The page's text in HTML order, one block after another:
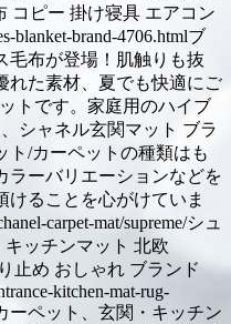
コピー 掛け寝具 エアコン
blanket-brand-4706.htmlブ
毛布が登場！肌触りも抜
れた素材、夏でも快適にご
トです。家庭用のハイブ
シャネル玄関マット ブラ
ト/カーペットの種類はも
ラーバリエーションなどを
ることを心がけていま
carpet-mat/supreme/シュ
ッチンマット 北欧
止め おしゃれ ブランド
kitchen-mat-rug-
ーペット、玄関・キッチン